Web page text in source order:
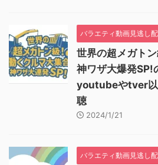
バラエティ動画見逃し
世界の超メガト
神ワザ大爆発SP!
youtubeやtver以
聴
2024/1/21
バラエティ動画見逃し